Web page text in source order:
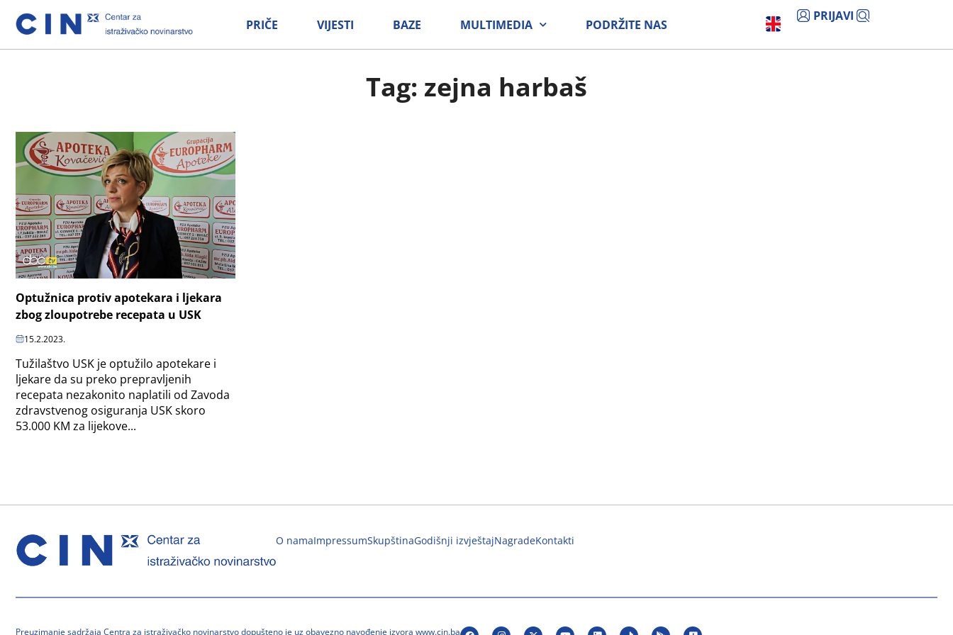
PRIČE VIJESTI BAZE MULTIMEDIA PODRŽITE NAS
PRIJAVI
Tag: zejna harbaš
Optužnica protiv apotekara i ljekara
zbog zloupotrebe recepata u USK
15.2.2023.
Tužilaštvo USK je optužilo apotekare i
ljekare da su preko prepravljenih
recepata nezakonito naplatili od Zavoda
zdravstvenog osiguranja USK skoro
53.000 KM za lijekove...
O namaImpressumSkupštinaGodišnji izvještajNagradeKontakti
Preuzimanje sadržaja Centra za istraživačko novinarstvo dopušteno je uz obavezno navođenje izvora www.cin.ba